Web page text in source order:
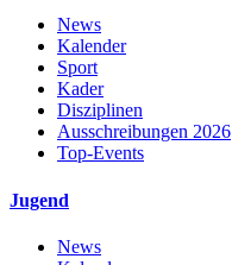
News
Kalender
Sport
Kader
Disziplinen
Ausschreibungen 2026
Top-Events
Jugend
News